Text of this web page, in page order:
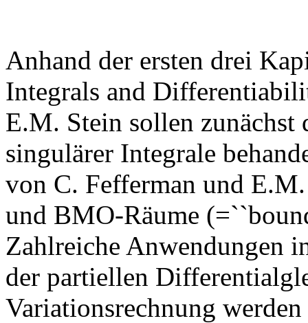
Anhand der ersten drei
Integrals and
E.M. Stein sollen
singulärer Integrale
von C. Fefferman und
und BMO-Räume
Zahlreiche Anwendungen
der partiellen
Variationsrechnung